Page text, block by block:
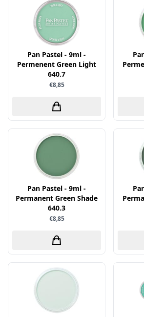
Little Birdie
Maja Design
Marianne Design
Marij Rahder
Memento
Morgana Fantasy
Nellie Snellen
Nellie's Choice
Nuvo
Overige
Paper Boutique
Paper Favourites
Paperfuel
Piatek13
Precious Marieke
Prills
Pronty
Ranger
Pan Pastel - 9ml -
Permenent Green Light
640.7
€8,85
Pan Pastel - 9ml -
Permanent Green Shade
640.3
€8,85